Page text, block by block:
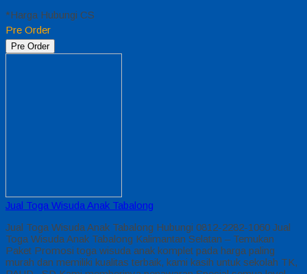
*Harga Hubungi CS
Pre Order
Pre Order
Jual Toga Wisuda Anak Tabalong
Jual Toga Wisuda Anak Tabalong Hubungi 0812-2282-1060 Jual
Toga Wisuda Anak Tabalong Kalimantan Selatan – Temukan
Paket Promosi toga wisuda anak komplet pada harga paling
murah dan memiliki kualitas terbaik, kami kasih untuk sekolah TK,